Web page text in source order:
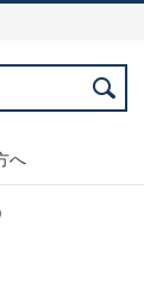
へ